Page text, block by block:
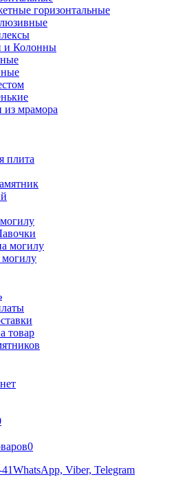
горизонтальные
и Колонны
мрамора
плита
могилу
товар
0
WhatsApp, Viber, Telegram